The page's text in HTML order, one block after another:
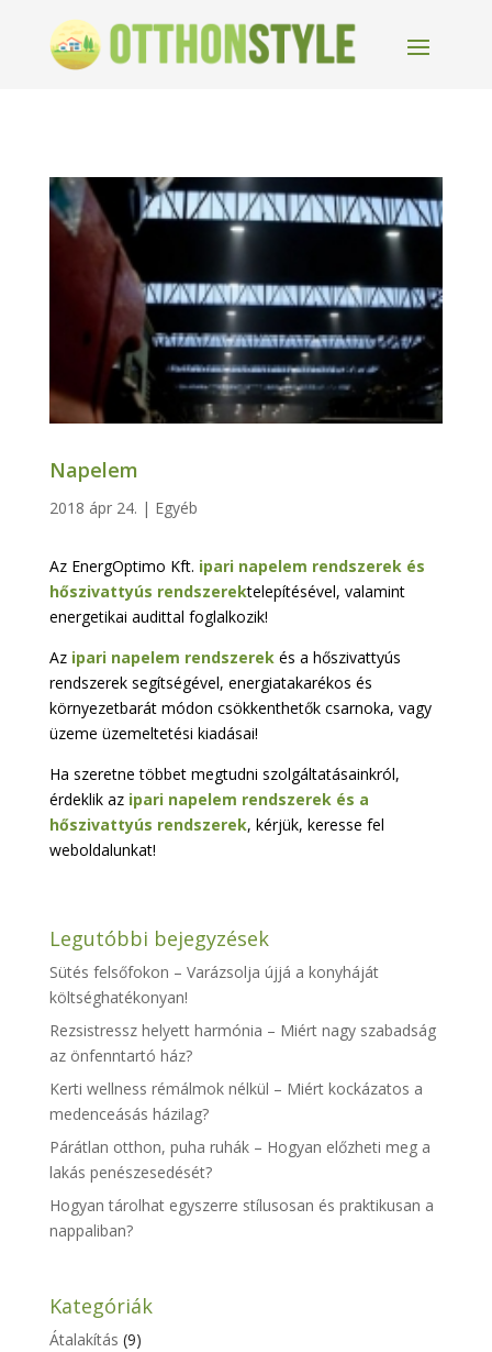
Napelem
2018 ápr 24. | Egyéb
Az EnergOptimo Kft. ipari napelem rendszerek és
hőszivattyús rendszerektelepítésével, valamint
energetikai audittal foglalkozik!
Azipari napelem rendszerek és a hőszivattyús
rendszerek segítségével, energiatakarékos és
környezetbarát módon csökkenthetők csarnoka, vagy
üzeme üzemeltetési kiadásai!
Ha szeretne többet megtudni szolgáltatásainkról,
érdeklik az ipari napelem rendszerek és a
hőszivattyús rendszerek, kérjük, keresse fel
weboldalunkat!
Legutóbbi bejegyzések
Sütés felsőfokon – Varázsolja újjá a konyháját
költséghatékonyan!
Rezsistressz helyett harmónia – Miért nagy szabadság
az önfenntartó ház?
Kerti wellness rémálmok nélkül – Miért kockázatos a
medenceásás házilag?
Párátlan otthon, puha ruhák – Hogyan előzheti meg a
lakás penészesedését?
Hogyan tárolhat egyszerre stílusosan és praktikusan a
nappaliban?
Kategóriák
Átalakítás (9)